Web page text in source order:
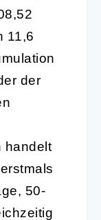
11,6
der
handelt
50-